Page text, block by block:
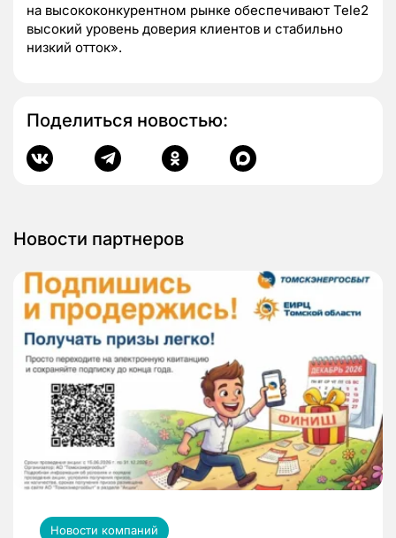
на высококонкурентном рынке обеспечивают Tele2
высокий уровень доверия клиентов и стабильно
низкий отток».
Поделиться новостью:
Новости партнеров
Новости компаний